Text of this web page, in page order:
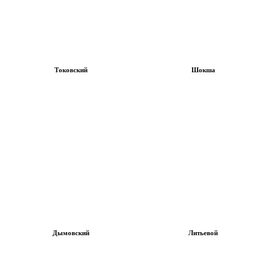
Токовский Шокша
Дымовский Литьевой